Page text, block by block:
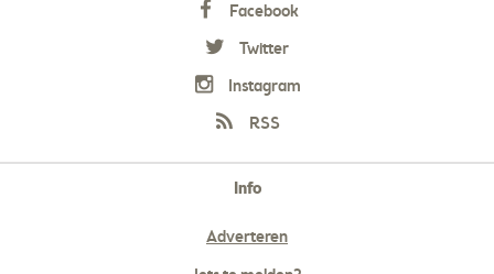
Facebook
Twitter
Instagram
RSS
Info
Adverteren